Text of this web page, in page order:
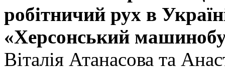
робітничий рух в
«Херсонський
Віталія Атанасова та